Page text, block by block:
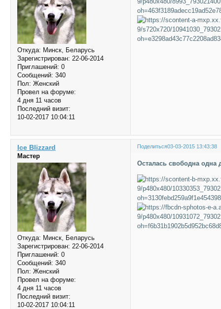
Откуда: Минск, Беларусь
Зарегистрирован: 22-06-2014
Приглашений: 0
Сообщений: 340
Пол: Женский
Провел на форуме:
4 дня 11 часов
Последний визит:
10-02-2017 10:04:11
Поделиться03-03-2015 13:43:38
Ice Blizzard
Мастер
Откуда: Минск, Беларусь
Зарегистрирован: 22-06-2014
Приглашений: 0
Сообщений: 340
Пол: Женский
Провел на форуме:
4 дня 11 часов
Последний визит:
10-02-2017 10:04:11
Осталась свободна одна